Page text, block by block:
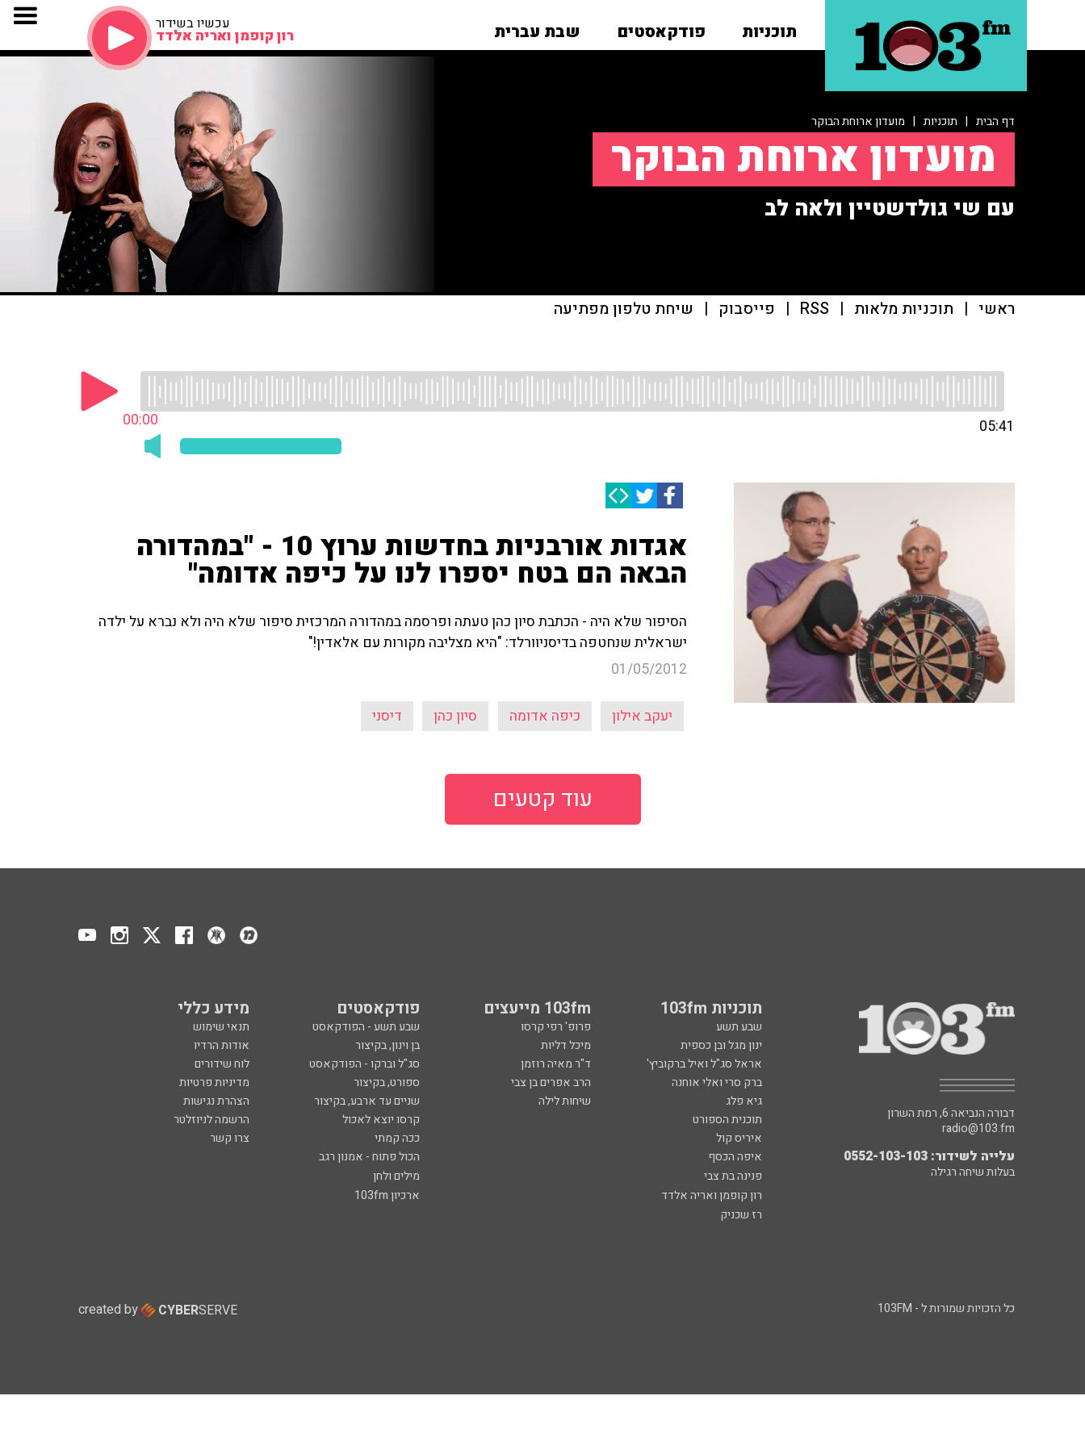
תוכניות פודקאסטים שבת עברית עכשיו בשידור
רון קופמן ואריה אלדד
דף הבית | תוכניות | מועדון ארוחת הבוקר
מועדון ארוחת הבוקר
עם שי גולדשטיין ולאה לב
ראשי | תוכניות מלאות |
RSS
| פייסבוק | שיחת טלפון מפתיעה
00:00 05:41
אגדות אורבניות בחדשות ערוץ 10 - "במהדורה
הבאה הם בטח יספרו לנו על כיפה אדומה"
הסיפור שלא היה - הכתבת סיון כהן טעתה ופרסמה במהדורה המרכזית סיפור שלא היה ולא נברא על ילדה
ישראלית שנחטפה בדיסניוורלד: "היא מצליבה מקורות עם אלאדין!"
01/05/2012
יעקב אילון כיפה אדומה סיון כהן דיסני
עוד קטעים
תוכניות 103fm 103fm מייעצים פודקאסטים מידע כללי
שבע תשע פרופ' רפי קרסו שבע תשע - הפודקאסט
תנאי שימוש
ינון מגל ובן כספית
מיכל דליות בן וינון, בקיצור
אודות הרדיו
אראל סג"ל ואיל ברקוביץ'
ד"ר מאיה רוזמן סג"ל וברקו - הפודקאסט
לוח שידורים
ברק סרי ואלי אוחנה
הרב אפרים בן צבי ספורט, בקיצור
מדיניות פרטיות
גיא פלג
שיחות לילה שניים עד ארבע, בקיצור
הצהרת נגישות
תוכנית הספורט
קרסו יוצא לאכול
הרשמה לניוזלטר
איריס קול
ככה קמתי
צרו קשר
איפה הכסף
הכול פתוח - אמנון רגב
פנינה בת צבי
מילים ולחן
רון קופמן ואריה אלדד
ארכיון 103fm
רז שכניק
דבורה הנביאה 6, רמת השרון
radio@103.fm
עלייה לשידור: 0552-103-103
בעלות שיחה רגילה
כל הזכויות שמורות ל - 103FM created by CYBERSERVE